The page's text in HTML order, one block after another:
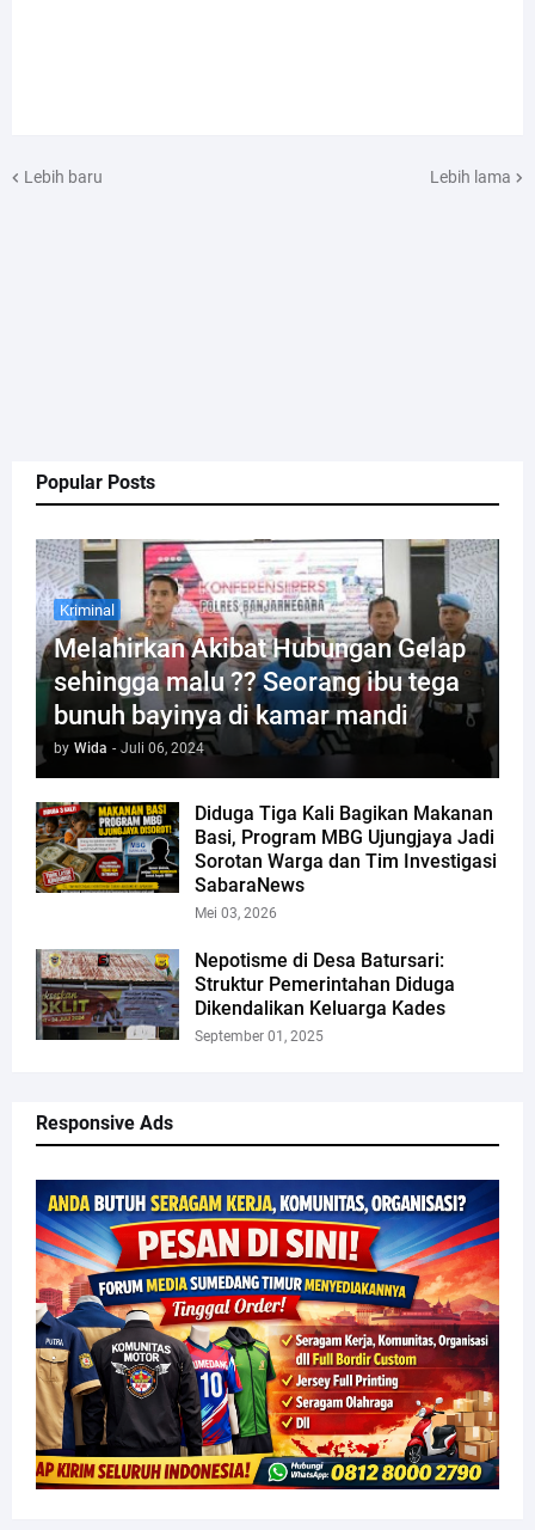
Popular Posts
Kriminal
Melahirkan Akibat Hubungan Gelap
sehingga malu ?? Seorang ibu tega
bunuh bayinya di kamar mandi
by Wida - Juli 06, 2024
Diduga Tiga Kali Bagikan Makanan
Basi, Program MBG Ujungjaya Jadi
Sorotan Warga dan Tim Investigasi
SabaraNews
Mei 03, 2026
Nepotisme di Desa Batursari:
Struktur Pemerintahan Diduga
Dikendalikan Keluarga Kades
September 01, 2025
Responsive Ads
Lebih baru Lebih lama